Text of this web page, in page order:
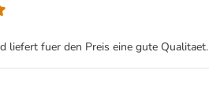
liefert fuer den Preis eine gute Qualitaet.